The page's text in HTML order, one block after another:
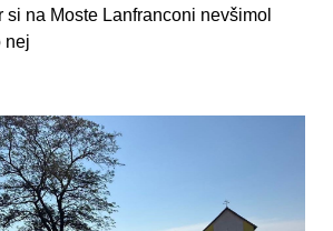
si na Moste Lanfranconi nevšimol
nej